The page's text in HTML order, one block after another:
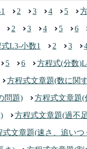
2 3 4 5
2 3 4 5 6
L3-小数1 2 3
5 6 方程式(分数
方程式文章題(数に関
問題) 方程式文章題(
方程式文章題(過不
式文章題(速さ、追いつ